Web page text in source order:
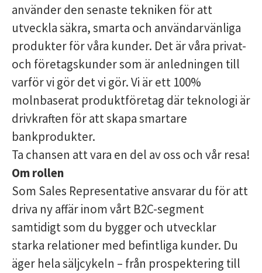
använder den senaste tekniken för att
utveckla säkra, smarta och användarvänliga
produkter för våra kunder. Det är våra privat-
och företagskunder som är anledningen till
varför vi gör det vi gör. Vi är ett 100%
molnbaserat produktföretag där teknologi är
drivkraften för att skapa smartare
bankprodukter.
Ta chansen att vara en del av oss och vår resa!
Om rollen
Som Sales Representative ansvarar du för att
driva ny affär inom vårt B2C-segment
samtidigt som du bygger och utvecklar
starka relationer med befintliga kunder. Du
äger hela säljcykeln – från prospektering till